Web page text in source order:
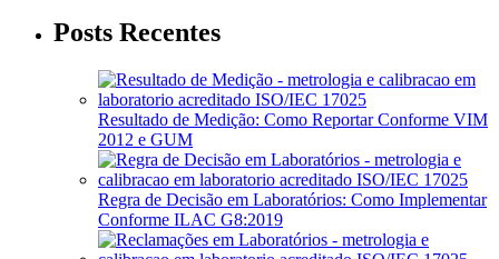
Posts Recentes
Resultado de Medição: Como Reportar Conforme VIM
2012 e GUM
Regra de Decisão em Laboratórios: Como Implementar
Conforme ILAC G8:2019